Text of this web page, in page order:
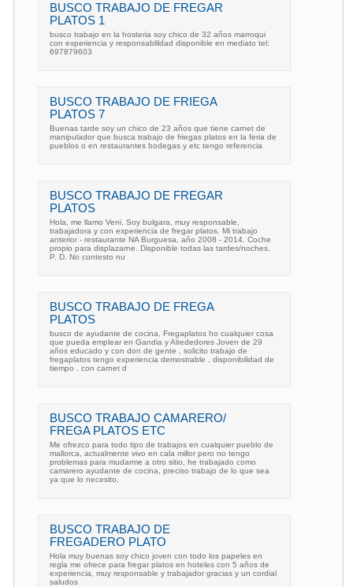
BUSCO TRABAJO DE FREGAR
PLATOS 1
busco trabajo en la hosteria soy chico de 32 años marroqui
con experiencia y responsablildad disponible en mediato tel:
697879603
BUSCO TRABAJO DE FRIEGA
PLATOS 7
Buenas tarde soy un chico de 23 años que tiene carnet de
manipulador que busca trabajo de friegas platos en la feria de
pueblos o en restaurantes bodegas y etc tengo referencia
BUSCO TRABAJO DE FREGAR
PLATOS
Hola, me llamo Veni. Soy bulgara, muy responsable,
trabajadora y con experiencia de fregar platos. Mi trabajo
anterior - restaurante NA Burguesa, año 2008 - 2014. Coche
propio para displazarne. Disponible todas las tardes/noches.
P. D. No contesto nu
BUSCO TRABAJO DE FREGA
PLATOS
busco de ayudante de cocina, Fregaplatos ho cualquier cosa
que pueda emplear en Gandia y Alrededores Joven de 29
años educado y con don de gente , solicito trabajo de
fregaplatos tengo experiencia demostrable , disponibilidad de
tiempo , con carnet d
BUSCO TRABAJO CAMARERO/
FREGA PLATOS ETC
Me ofrezco para todo tipo de trabajos en cualquier pueblo de
mallorca, actualmente vivo en cala millor pero no tengo
problemas para mudarme a otro sitio, he trabajado como
camarero ayudante de cocina, preciso trabajo de lo que sea
ya que lo necesito,
BUSCO TRABAJO DE
FREGADERO PLATO
Hola muy buenas soy chico joven con todo los papeles en
regla me ofrece para fregar platos en hoteles con 5 años de
experiencia, muy responsable y trabajador gracias y un cordial
saludos